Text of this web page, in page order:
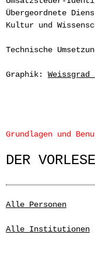
Übergeordnete
Kultur und
Technische
Graphik:
Grundlagen und
DER
Alle Personen
Alle Institutionen